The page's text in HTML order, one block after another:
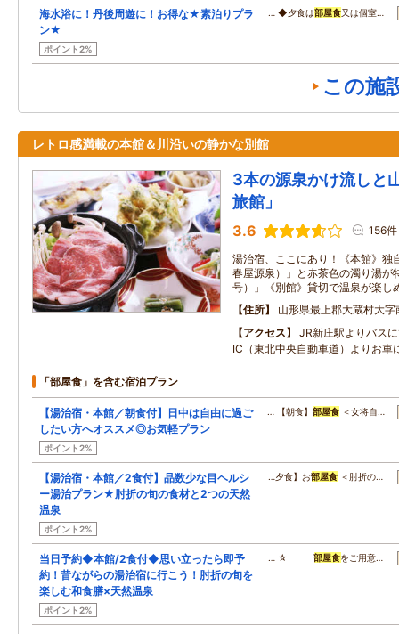
海水浴に！丹後周遊に！お得な★素泊りプラ
ン★
ポイント2%
… ◆夕食は部屋食又は個室…
この施
レトロ感満載の本館＆川沿いの静かな別館
3本の源泉かけ流しと
旅館」
3.6 156件
湯治宿、ここにあり！《本館》独
春屋源泉）」と赤茶色の濁り湯が
号）」《別館》貸切で温泉が楽し
住所
山形県最上郡大蔵村大字
アクセス
JR新庄駅よりバス
IC（東北中央自動車道）よりお車
「部屋食」を含む宿泊プラン
【湯治宿・本館／朝食付】日中は自由に過ご
したい方へオススメ◎お気軽プラン
ポイント2%
… 【朝食】 部屋食 ＜女将自…
【湯治宿・本館／2食付】品数少な目ヘルシ
ー湯治プラン★肘折の旬の食材と2つの天然
温泉
ポイント2%
…夕食】お部屋食 ＜肘折の…
当日予約◆本館/2食付◆思い立ったら即予
約！昔ながらの湯治宿に行こう！肘折の旬を
楽しむ和食膳×天然温泉
ポイント2%
… ☆部屋食をご用意…